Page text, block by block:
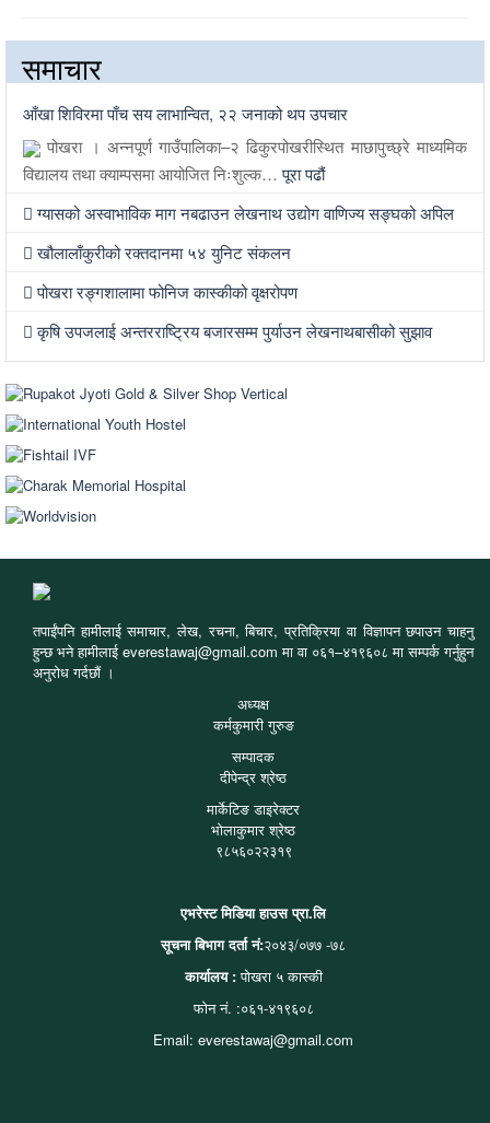
समाचार
आँखा शिविरमा पाँच सय लाभान्वित, २२ जनाको थप उपचार
पोखरा । अन्नपूर्ण गाउँपालिका–२ ढिकुरपोखरीस्थित माछापुच्छ्रे माध्यमिक
विद्यालय तथा क्याम्पसमा आयोजित निःशुल्क…पूरा पढौं
ग्यासको अस्वाभाविक माग नबढाउन लेखनाथ उद्योग वाणिज्य सङ्घको अपिल
खौलालाँकुरीको रक्तदानमा ५४ युनिट संकलन
पोखरा रङ्गशालामा फोनिज कास्कीको वृक्षरोपण
कृषि उपजलाई अन्तरराष्ट्रिय बजारसम्म पुर्याउन लेखनाथबासीको सुझाव
तपाईंपनि हामीलाई समाचार, लेख, रचना, बिचार, प्रतिक्रिया वा विज्ञापन छपाउन चाहनु
हुन्छ भने हामीलाई everestawaj@gmail.com मा वा ०६१–४१९६०८ मा सम्पर्क गर्नुहुन
अनुरोध गर्दछौं ।
अध्यक्ष
कर्मकुमारी गुरुङ
सम्पादक
दीपेन्द्र श्रेष्ठ
मार्केटिङ डाइरेक्टर
भोलाकुमार श्रेष्ठ
९८५६०२२३१९
एभरेस्ट मिडिया हाउस प्रा.लि
सूचना बिभाग दर्ता नं:२०४३/०७७ -७८
कार्यालय :पोखरा ५ कास्की
फोन नं. :०६१-४१९६०८
Email: everestawaj@gmail.com